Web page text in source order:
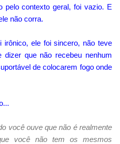
pelo contexto geral, foi vazio. E
não corra.
irônico, ele foi sincero, não teve
que não recebeu nenhum
de colocarem fogo onde
você ouve que não é realmente
você não tem os mesmos